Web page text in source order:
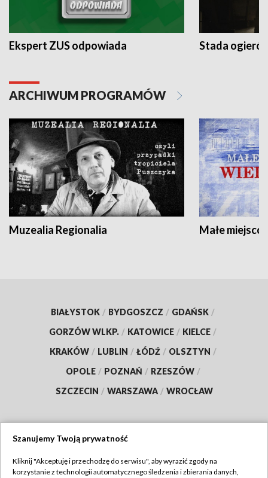
Ekspert ZUS odpowiada Stada
ARCHIWUM PROGRAMÓW
Muzealia Regionalia Małe
BIAŁYSTOK / BYDGOSZCZ / GDAŃSK /
GORZÓW WLKP. / KATOWICE / KIELCE /
KRAKÓW / LUBLIN / ŁÓDŹ / OLSZTYN /
OPOLE / POZNAŃ / RZESZÓW /
SZCZECIN / WARSZAWA / WROCŁAW
TVP
Szanujemy Twoją prywatność
Kliknij "Akceptuję i przechodzę do serwisu", aby wyrazić zgody na
korzystanie z technologii automatycznego śledzenia i zbierania danych,